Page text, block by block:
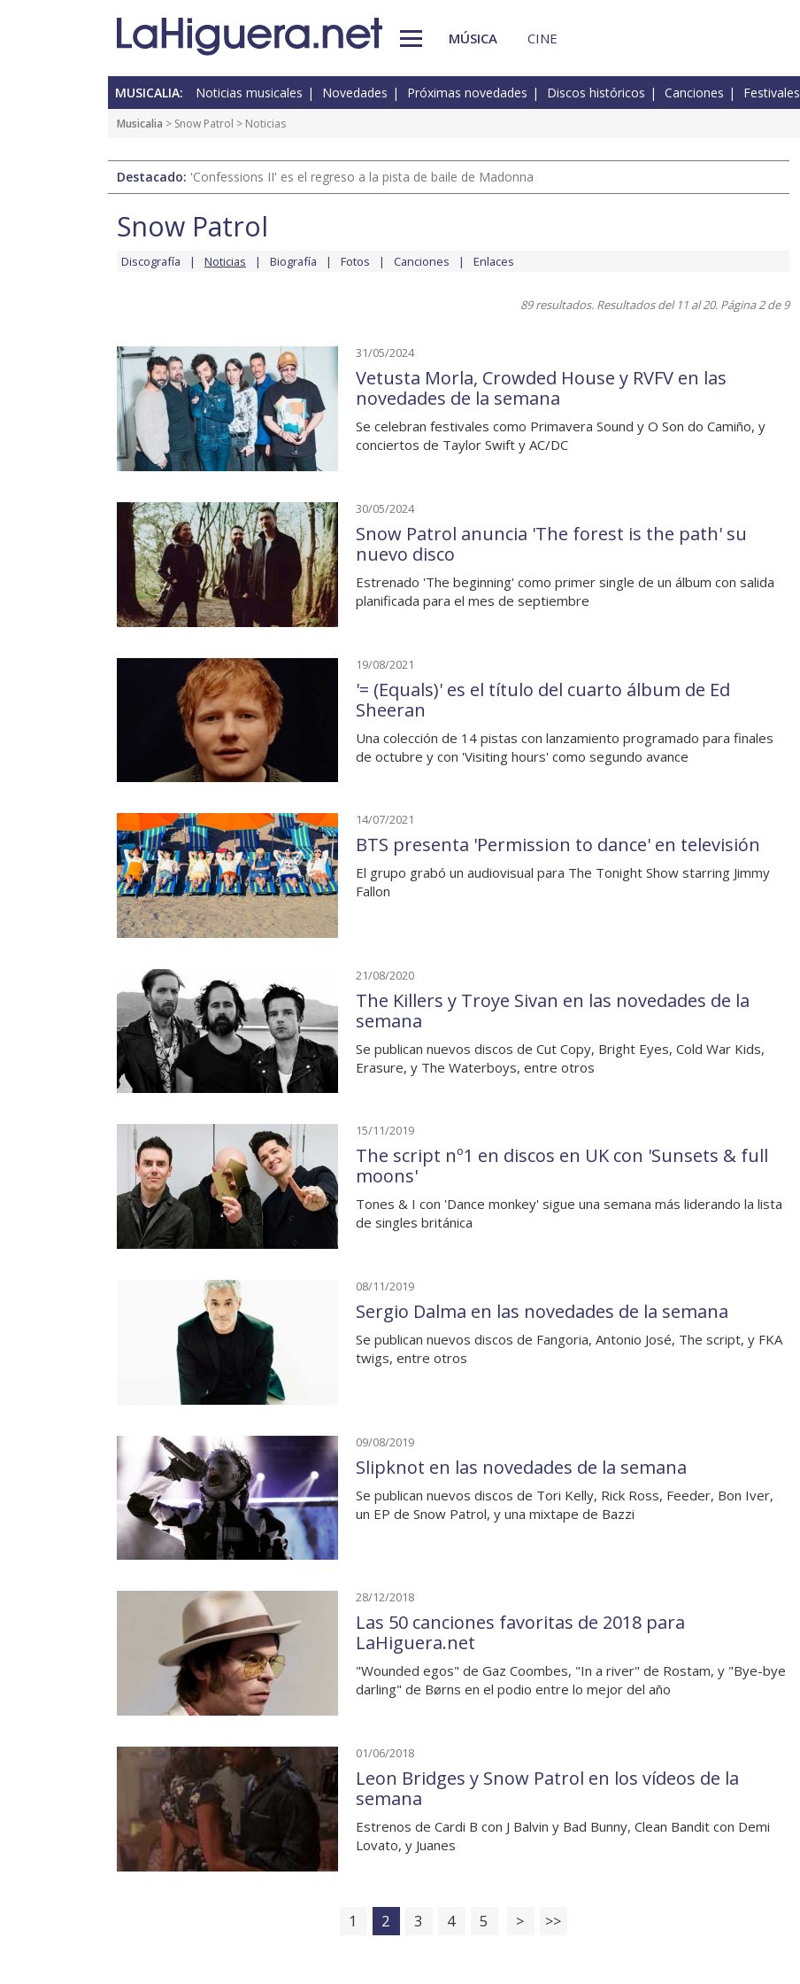
MÚSICA CINE
MUSICALIA: Noticias musicales Novedades Próximas novedades Discos históricos Canciones Festivales
Musicalia > Snow Patrol > Noticias
Destacado: 'Confessions II' es el regreso a la pista de baile de Madonna
Snow Patrol
Discografía Noticias Biografía Fotos Canciones Enlaces
89 resultados. Resultados del 11 al 20. Página 2 de 9
31/05/2024
Vetusta Morla, Crowded House y RVFV en las
novedades de la semana
Se celebran festivales como Primavera Sound y O Son do Camiño, y
conciertos de Taylor Swift y AC/DC
30/05/2024
Snow Patrol anuncia 'The forest is the path' su
nuevo disco
Estrenado 'The beginning' como primer single de un álbum con salida
planificada para el mes de septiembre
19/08/2021
'= (Equals)' es el título del cuarto álbum de Ed
Sheeran
Una colección de 14 pistas con lanzamiento programado para finales
de octubre y con 'Visiting hours' como segundo avance
14/07/2021
BTS presenta 'Permission to dance' en televisión
El grupo grabó un audiovisual para The Tonight Show starring Jimmy
Fallon
21/08/2020
The Killers y Troye Sivan en las novedades de la
semana
Se publican nuevos discos de Cut Copy, Bright Eyes, Cold War Kids,
Erasure, y The Waterboys, entre otros
15/11/2019
The script nº1 en discos en UK con 'Sunsets & full
moons'
Tones & I con 'Dance monkey' sigue una semana más liderando la lista
de singles británica
08/11/2019
Sergio Dalma en las novedades de la semana
Se publican nuevos discos de Fangoria, Antonio José, The script, y FKA
twigs, entre otros
09/08/2019
Slipknot en las novedades de la semana
Se publican nuevos discos de Tori Kelly, Rick Ross, Feeder, Bon Iver,
un EP de Snow Patrol, y una mixtape de Bazzi
28/12/2018
Las 50 canciones favoritas de 2018 para
LaHiguera.net
"Wounded egos" de Gaz Coombes, "In a river" de Rostam, y "Bye-bye
darling" de Børns en el podio entre lo mejor del año
01/06/2018
Leon Bridges y Snow Patrol en los vídeos de la
semana
Estrenos de Cardi B con J Balvin y Bad Bunny, Clean Bandit con Demi
Lovato, y Juanes
1 2 3 4 5 > >>